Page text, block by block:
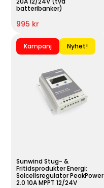
batteribanker)
995 kr
Kampanj Nyhet!
Sunwind Stug- &
Fritidsprodukter Energi:
Solcellsregulator PeakPower
2.0 10A MPPT 12/24V